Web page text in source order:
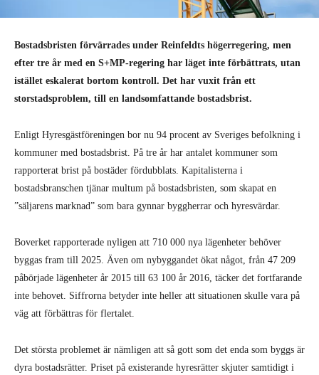
Bostadsbristen förvärrades under Reinfeldts högerregering, men
efter tre år med en S+MP-regering har läget inte förbättrats, utan
istället eskalerat bortom kontroll. Det har vuxit från ett
storstadsproblem, till en landsomfattande bostadsbrist.
Enligt Hyresgästföreningen bor nu 94 procent av Sveriges befolkning i
kommuner med bostadsbrist. På tre år har antalet kommuner som
rapporterat brist på bostäder fördubblats. Kapitalisterna i
bostadsbranschen tjänar multum på bostadsbristen, som skapat en
”säljarens marknad” som bara gynnar byggherrar och hyresvärdar.
Boverket rapporterade nyligen att 710 000 nya lägenheter behöver
byggas fram till 2025. Även om nybyggandet ökat något, från 47 209
påbörjade lägenheter år 2015 till 63 100 år 2016, täcker det fortfarande
inte behovet. Siffrorna betyder inte heller att situationen skulle vara på
väg att förbättras för flertalet.
Det största problemet är nämligen att så gott som det enda som byggs är
dyra bostadsrätter. Priset på existerande hyresrätter skjuter samtidigt i